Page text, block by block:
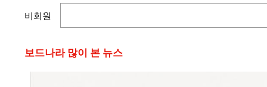
비회원
보드나라 많이 본 뉴스